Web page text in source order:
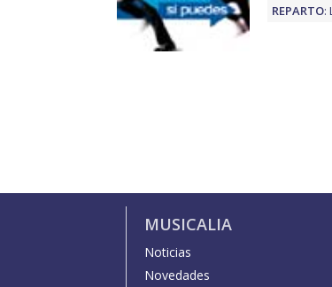
REPARTO:
MUSICALIA
Noticias
Novedades